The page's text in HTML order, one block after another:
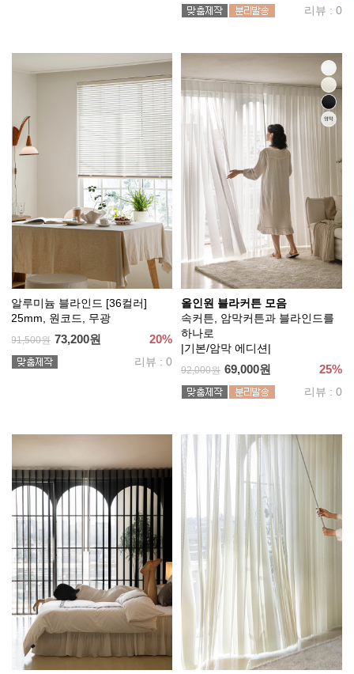
리뷰 : 0
알루미늄 블라인드 [36컬러]
25mm, 원코드, 무광
91,500원 73,200원 20%
리뷰 : 0
올인원 블라커튼 모음
속커튼, 암막커튼과 블라인드를
하나로
|기본/암막 에디션|
92,000원 69,000원 25%
리뷰 : 0